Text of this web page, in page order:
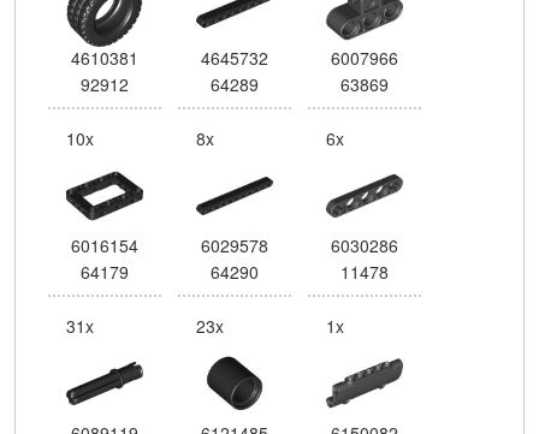
4610381
92912
4645732
64289
6007966
63869
10x
6016154
64179
8x
6029578
64290
6x
6030286
11478
31x 23x 1x